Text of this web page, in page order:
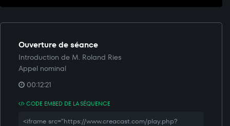
Ouverture de séance
Introduction de M. Roland Ries
Appel nominal
00:12:21
CODE EMBED DE LA SÉQUENCE
<iframe src="https://www.creacast.com/play.php?